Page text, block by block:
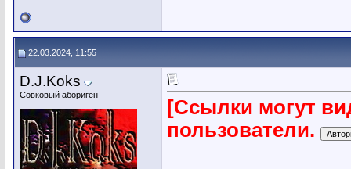
22.03.2024, 11:55
D.J.Koks
Совковый абориген
[Ссылки могут
пользователи.